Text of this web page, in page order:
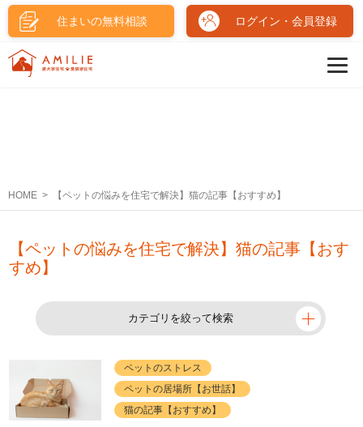
住まいの無料相談 ログイン・会員登録
HOME 【ペットの悩みを住宅で解決】猫の記事【おすすめ】
【ペットの悩みを住宅で解決】猫の記事【おす
すめ】
カテゴリを絞って検索
ペットのストレス
ペットの居場所【お世話】
猫の記事【おすすめ】